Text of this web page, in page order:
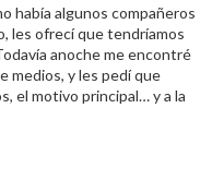
había algunos compañeros
les ofrecí que tendríamos
anoche me encontré
medios, y les pedí que
el motivo principal… y a la